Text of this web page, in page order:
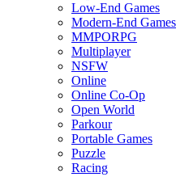
Low-End Games
Modern-End Games
MMPORPG
Multiplayer
NSFW
Online
Online Co-Op
Open World
Parkour
Portable Games
Puzzle
Racing